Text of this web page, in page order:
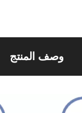
وصف المنتج